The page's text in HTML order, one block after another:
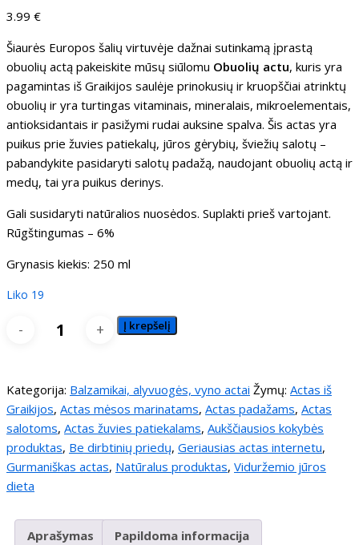
3.99 €
Šiaurės Europos šalių virtuvėje dažnai sutinkamą įprastą
obuolių actą pakeiskite mūsų siūlomu Obuolių actu, kuris yra
pagamintas iš Graikijos saulėje prinokusių ir kruopščiai atrinktų
obuolių ir yra turtingas vitaminais, mineralais, mikroelementais,
antioksidantais ir pasižymi rudai auksine spalva. Šis actas yra
puikus prie žuvies patiekalų, jūros gėrybių, šviežių salotų –
pabandykite pasidaryti salotų padažą, naudojant obuolių actą ir
medų, tai yra puikus derinys.
Gali susidaryti natūralios nuosėdos. Suplakti prieš vartojant.
Rūgštingumas – 6%
Grynasis kiekis: 250 ml
Liko 19
produkto
Į krepšelį
Kategorija: Balzamikai, alyvuogės, vyno actai Žymų: Actas iš
Graikijos, Actas mėsos marinatams, Actas padažams, Actas
salotoms, Actas žuvies patiekalams, Aukščiausios kokybės
produktas, Be dirbtinių priedų, Geriausias actas internetu,
Gurmaniškas actas, Natūralus produktas, Viduržemio jūros
dieta
Aprašymas Papildoma informacija